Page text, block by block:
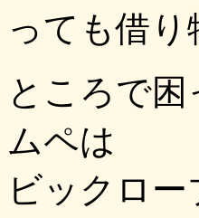
っても借
ところで
ムペは
ビックロ